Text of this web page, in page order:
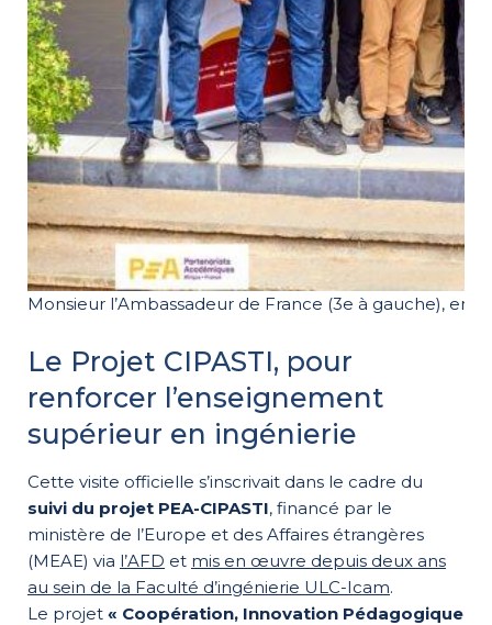
Monsieur l’Ambassadeur de France (3e à gauche), en
Le Projet CIPASTI, pour
renforcer l’enseignement
supérieur en ingénierie
Cette visite officielle s’inscrivait dans le cadre du
suivi du projet PEA-CIPASTI, financé par le
ministère de l’Europe et des Affaires étrangères
(MEAE) via l’AFD et mis en œuvre depuis deux ans
au sein de la Faculté d’ingénierie ULC-Icam.
Le projet « Coopération, Innovation Pédagogique